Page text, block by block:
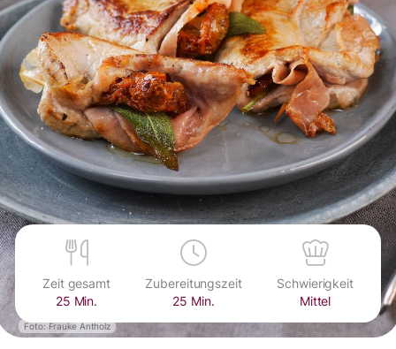
Foto: Frauke Antholz
Zeit gesamt
25 Min.
Zubereitungszeit
25 Min.
Schwierigkeit
Mittel